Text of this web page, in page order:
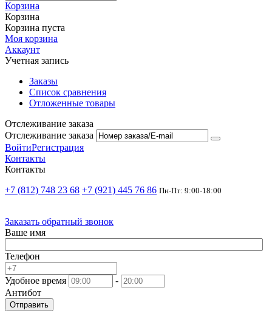
Корзина
Корзина
Корзина пуста
Моя корзина
Аккаунт
Учетная запись
Заказы
Список сравнения
Отложенные товары
Отслеживание заказа
Отслеживание заказа
ВойтиРегистрация
Контакты
Контакты
+7 (812) 748 23 68 +7 (921) 445 76 86 Пн-Пт: 9:00-18:00
Заказать обратный звонок
Ваше имя
Телефон
Удобное время
-
Антибот
Отправить